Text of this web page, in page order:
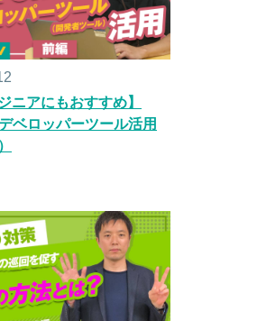
ニアにもおすすめ】
ベロッパーツール活用